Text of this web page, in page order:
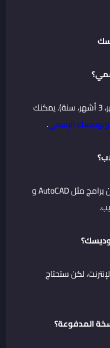
الأسعار تختلف حسب مدة الاشتراك (شهر، 3 أشهر، سنة). يمكنك
الرسمي.
نعم ✅، الطلاب يستفيدون بشكل كبير من برامج مثل AutoCAD و
لكن ستحتاج